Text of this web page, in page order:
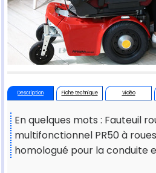
Description Fiche technique Vidéo
En quelques mots : Fauteuil
multifonctionnel PR50 à
homologué pour la conduite